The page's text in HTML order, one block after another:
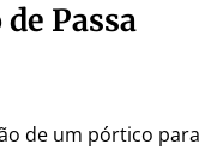
Passa
de um pórtico para